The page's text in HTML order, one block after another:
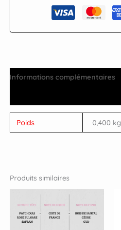
Informations complémentaires
Poids 0,400 kg
Produits similaires